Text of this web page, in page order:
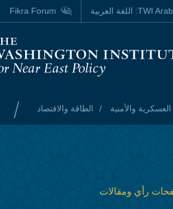
والأمنية الطاقة والاقتصاد /
TWI اللغة العربية Fikra Forum
رأي ومقالات